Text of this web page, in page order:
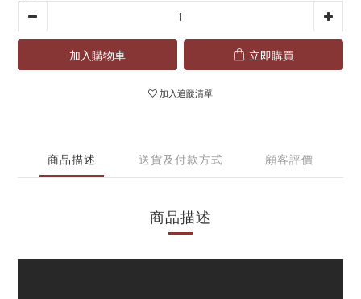
加入購物車 立即購買
加入追蹤清單
商品描述 送貨及付款方式 顧客評價
商品描述